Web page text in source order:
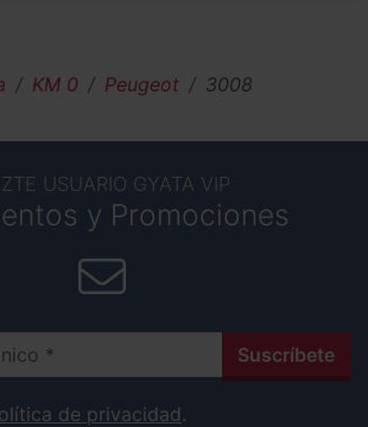
KM 0 Peugeot 3008
USUARIO GYATA VIP
y Promociones
Suscríbete
de privacidad.